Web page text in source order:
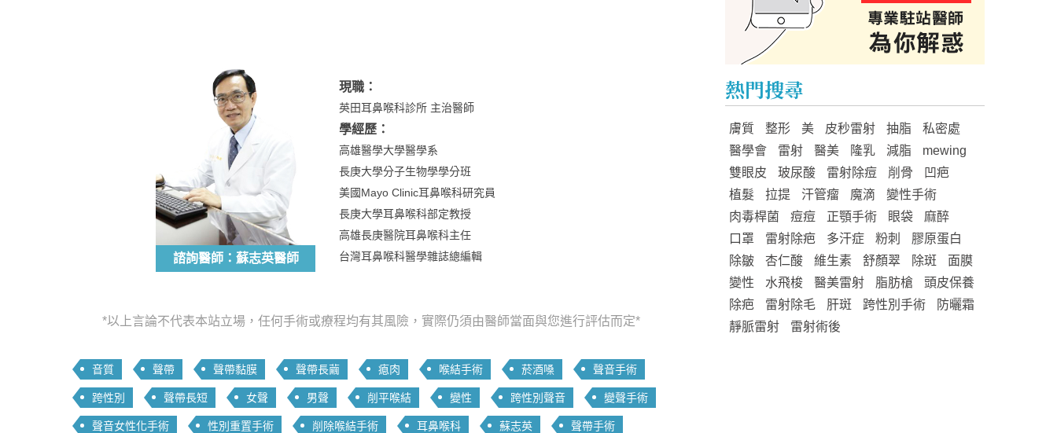
諮詢醫師：蘇志英醫師
現職：
英田耳鼻喉科診所 主治醫師
學經歷：
高雄醫學大學醫學系
長庚大學分子生物學學分班
美國Mayo Clinic耳鼻喉科研究員
長庚大學耳鼻喉科部定教授
高雄長庚醫院耳鼻喉科主任
台灣耳鼻喉科醫學雜誌總編輯
*以上言論不代表本站立場，任何手術或療程均有其風險，實際仍須由醫師當面與您進行評估而定*
音質 聲帶 聲帶黏膜 聲帶長繭 瘜肉 喉結手術 菸酒嗓 聲音手術
跨性別 聲帶長短 女聲 男聲 削平喉結 變性 跨性別聲音 變聲手術
聲音女性化手術 性別重置手術 削除喉結手術 耳鼻喉科 蘇志英 聲帶手術
熱門搜尋
膚質 整形 美 皮秒雷射 抽脂
私密處
醫學會
雷射 醫美 隆乳 減脂
mewing
雙眼皮
玻尿酸 雷射除痘 削骨
凹疤
植髮
拉提 汗管瘤 魔滴
變性手術
肉毒桿菌
痘痘 正顎手術 眼袋
麻醉
口罩
雷射除疤 多汗症 粉刺
膠原蛋白
除皺
杏仁酸 維生素 舒顏翠 除斑
面膜
變性
水飛梭 醫美雷射 脂肪槍
頭皮保養
除疤
雷射除毛 肝斑 跨性別手術
防曬霜
靜脈雷射
雷射術後